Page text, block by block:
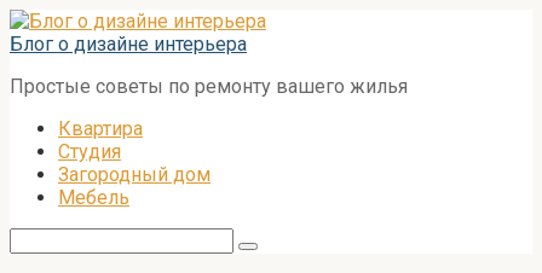
Перейти
к
Блог о дизайне интерьера
Простые советы по ремонту вашего жилья
Квартира
Студия
Загородный дом
Мебель